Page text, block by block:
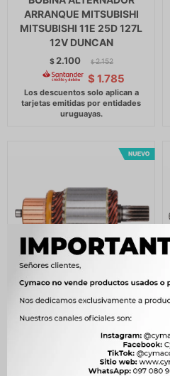
ARRANQUE MITSUBISHI
MITSUBISHI 11E 25D 127L
12V DUNCAN
$ 2.100 $ 2.152
$ 1.785
BOBINA ALTERNADOR
ARRANQUE - N.DENSO 21D
12V=IV.94=24109Z=8342108